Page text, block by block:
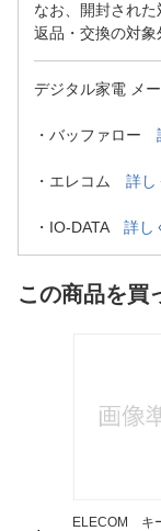
なお、開封された
返品・交換の対象
デジタル家電 メ
・バッファロー
・エレコム 詳し
・IO-DATA 詳し
この商品を買
ELECOM キ